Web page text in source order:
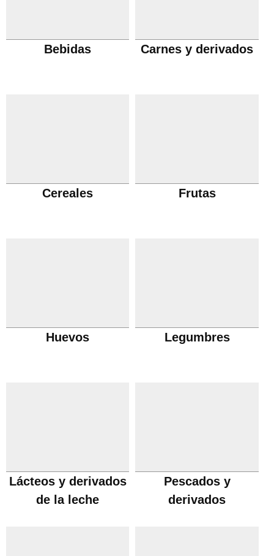
Bebidas Carnes y derivados
Cereales Frutas
Huevos Legumbres
Lácteos y derivados
de la leche
Pescados y
derivados